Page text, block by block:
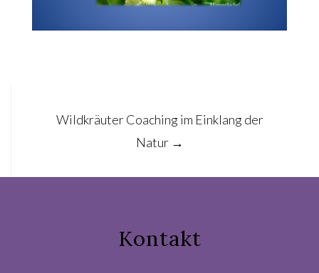
Wildkräuter Coaching im Einklang der
Natur →
Kontakt